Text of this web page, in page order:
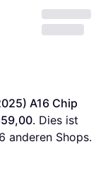
A16 Chip
. Dies ist
6 anderen Shops.